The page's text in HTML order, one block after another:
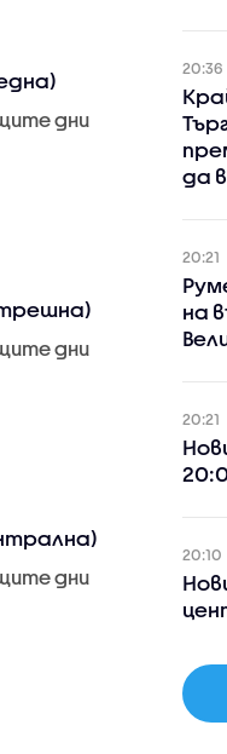
дни
дни
дни
20:36
да
20:21
на
20:21
20:10